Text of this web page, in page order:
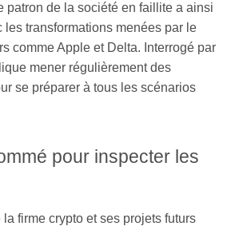
patron de la société en faillite a ainsi
les transformations menées par le
comme Apple et Delta. Interrogé par
mener régulièrement des
se préparer à tous les scénarios
pour inspecter les
la firme crypto et ses projets futurs